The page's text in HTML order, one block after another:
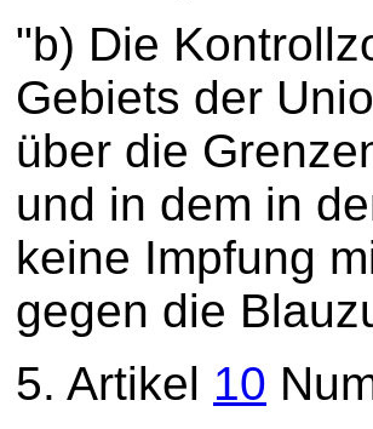
"b) Die
Gebiets der
über die
und in dem in
keine Impfung
gegen die
5. Artikel 10